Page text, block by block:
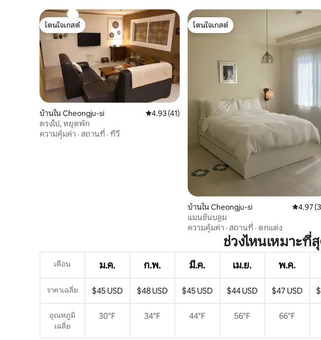
SK Hynix
โดนใจเกสต์
โดนใจเกสต์
บ้านใน Cheongju-si คะแนนเฉลี่ย 4.93 จาก 5, 41 รีวิว
4.93 (41)
ตรงไป, หยุดพัก
ความคุ้มค่า · สถานที่ · ทีวี
โดนใจเกสต์
โดนใจเกสต์
บ้านใน Cheongju-si คะแนนเ
4.97
แมนชั่นบลูม
ความคุ้มค่า · สถานที่ · ตกแต่ง
ช่วงไหนเหมาะที่
เดือน ม.ค. ก.พ. มี.ค. เม.ย. พ.ค.
ราคาเฉลี่ย $45 USD $48 USD $45 USD $44 USD $47 USD
อุณหภูมิ
เฉลี่ย
30°F 34°F 44°F 56°F 66°F